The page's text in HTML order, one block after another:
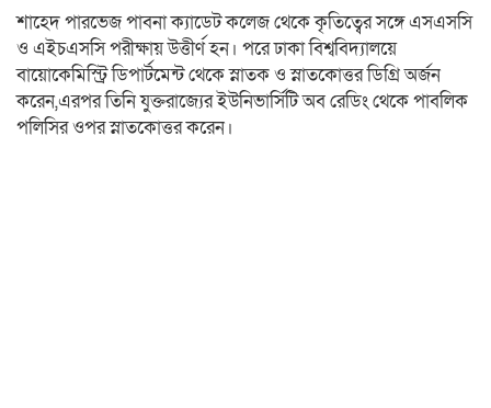
শাহেদ পারভেজ পাবনা ক্যাডেট কলেজ থেকে কৃতিত্বের সঙ্গে এসএসসি
ও এইচএসসি পরীক্ষায় উত্তীর্ণ হন। পরে ঢাকা বিশ্ববিদ্যালয়ে
বায়োকেমিস্ট্রি ডিপার্টমেন্ট থেকে স্নাতক ও স্নাতকোত্তর ডিগ্রি অর্জন
করেন,এরপর তিনি যুক্তরাজ্যের ইউনিভার্সিটি অব রেডিং থেকে পাবলিক
পলিসির ওপর স্নাতকোত্তর করেন।